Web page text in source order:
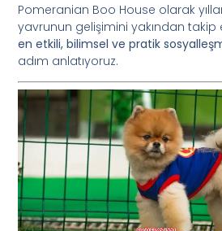
Pomeranian Boo House olarak
yavrunun gelişimini yakından takip
en etkili, bilimsel ve pratik
adım anlatıyoruz.